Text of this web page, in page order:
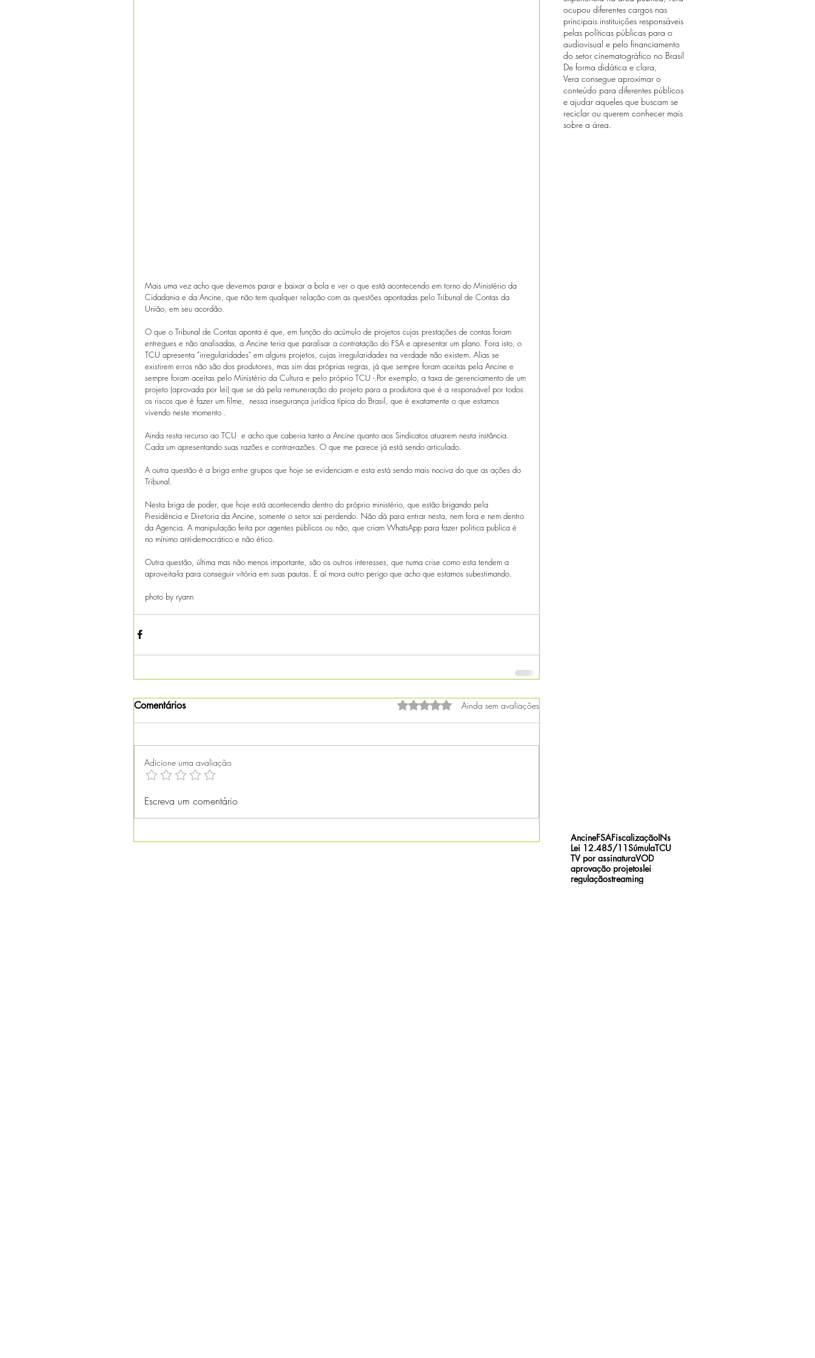
Mais uma vez acho que devemos parar e baixar a bola e ver o que está acontecendo em torno do Ministério da
Cidadania e da Ancine, que não tem qualquer relação com as questões apontadas pelo Tribunal de Contas da
União, em seu acordão.
O que o Tribunal de Contas aponta é que, em função do acúmulo de projetos cujas prestações de contas foram
entregues e não analisadas, a Ancine teria que paralisar a contratação do FSA e apresentar um plano. Fora isto, o
TCU apresenta "irregularidades" em alguns projetos, cujas irregularidades na verdade não existem. Alias se
existirem erros não são dos produtores, mas sim das próprias regras, já que sempre foram aceitas pela Ancine e
sempre foram aceitas pelo Ministério da Cultura e pelo próprio TCU -.Por exemplo, a taxa de gerenciamento de um
projeto (aprovada por lei) que se dá pela remuneração do projeto para a produtora que é a responsável por todos
os riscos que é fazer um filme,  nessa insegurança jurídica típica do Brasil, que é exatamente o que estamos
vivendo neste momento .
Ainda resta recurso ao TCU  e acho que caberia tanto a Ancine quanto aos Sindicatos atuarem nesta instância.
Cada um apresentando suas razões e contra-razões. O que me parece já está sendo articulado.
A outra questão é a briga entre grupos que hoje se evidenciam e esta está sendo mais nociva do que as ações do
Tribunal.
Nesta briga de poder, que hoje está acontecendo dentro do próprio ministério, que estão brigando pela
Presidência e Diretoria da Ancine, somente o setor sai perdendo. Não dá para entrar nesta, nem fora e nem dentro
da Agencia. A manipulação feita por agentes públicos ou não, que criam WhatsApp para fazer politica publica é
no mínimo anti-democrático e não ético.
Outra questão, última mas não menos importante, são os outros interesses, que numa crise como esta tendem a
aproveita-la para conseguir vitória em suas pautas. E aí mora outro perigo que acho que estamos subestimando.
photo by ryann
Comentários Avaliado com 0 de 5 estrelas.Ainda sem avaliações
Adicione uma avaliação
Escreva um comentário
ocupou diferentes cargos nas
principais instituições responsáveis
pelas políticas públicas para o
audiovisual e pelo financiamento
do setor cinematográfico no Brasil
De forma didática e clara,
Vera consegue aproximar o
conteúdo para diferentes públicos
e ajudar aqueles que buscam se
reciclar ou querem conhecer mais
sobre a área.
AncineFSAFiscalizaçãoINs
Lei 12.485/11SúmulaTCU
TV por assinaturaVOD
aprovação projetoslei
regulaçãostreaming